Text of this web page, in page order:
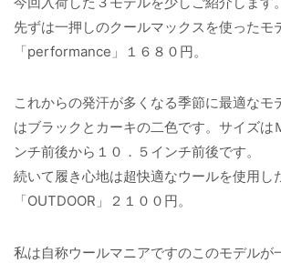
先ずは一押しのクールマックスを使ったモ
「performance」１６８０円。
これからの発汗が多くなる季節に最適なモ
はブラックとカーキの二色です。サイズは
ンチ前後から１０．５インチ前後です。
続いて履き心地は超快適なウールを使用し
「OUTDOOR」２１００円。
私は自称ウールマニアですのこのモデルが